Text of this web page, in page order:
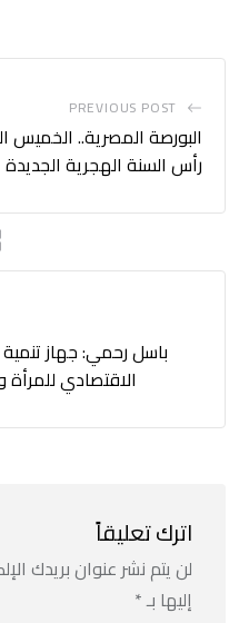
PREVIOUS POST
البورصة المصرية.. الخميس
رأس السنة الهجرية الجديدة
باسل رحمي: جهاز
الاقتصادي
اترك تعليقاً
لن يتم نشر عنوان بريدك
إليها بـ*